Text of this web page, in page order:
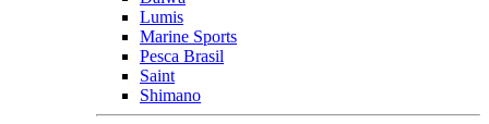
Lumis
Marine Sports
Pesca Brasil
Saint
Shimano